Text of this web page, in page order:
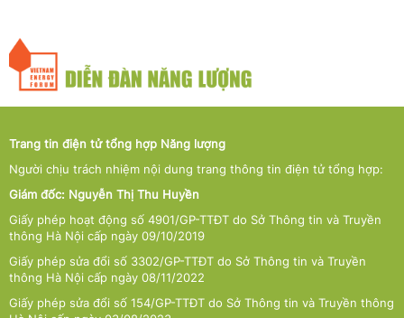
Trang tin điện tử tổng hợp Năng lượng
Người chịu trách nhiệm nội dung trang thông tin điện tử tổng hợp:
Giám đốc: Nguyễn Thị Thu Huyền
Giấy phép hoạt động số 4901/GP-TTĐT do Sở Thông tin và Truyền
thông Hà Nội cấp ngày 09/10/2019
Giấy phép sửa đổi số 3302/GP-TTĐT do Sở Thông tin và Truyền
thông Hà Nội cấp ngày 08/11/2022
Giấy phép sửa đổi số 154/GP-TTĐT do Sở Thông tin và Truyền thông